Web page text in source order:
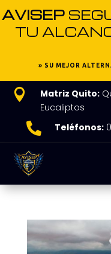
AVISEP
TU
» SU MEJOR
 Matriz Quito:
Eucaliptos
 Teléfonos: